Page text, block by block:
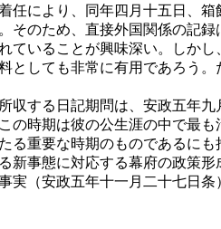
により、同年四月十五日、
のため、直接外国関係の記
いることが興味深い。しか
しても非常に有用であろう
する日記期問は、安政五年
時期は彼の公生涯の中で最
重要な時期のものであるに
事態に対応する幕府の政策
（安政五年十一月二十七日